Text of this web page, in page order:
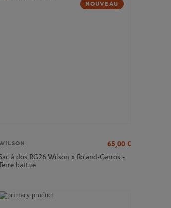
NOUVEAU
65,00 €
à dos RG26 Wilson x Roland-Garros -
battue